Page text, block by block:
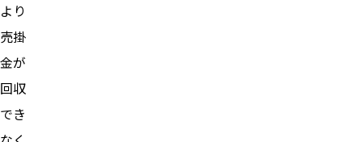
より
売掛
金が
回収
でき